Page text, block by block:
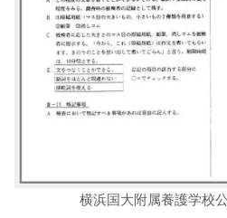
横浜国大附属養護学校